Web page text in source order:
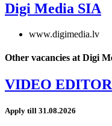
Digi Media SIA
www.digimedia.lv
Other vacancies at Digi
VIDEO
Apply till 31.08.2026